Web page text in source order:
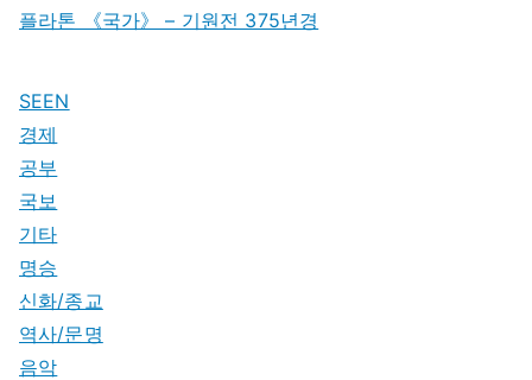
플라톤 《국가》 – 기원전 375년경
SEEN
경제
공부
국보
기타
명승
신화/종교
역사/문명
음악